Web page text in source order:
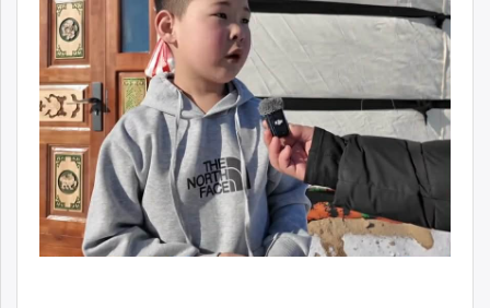
ikon.mn
mnb.mn
Livetv.mn
Eguur.mn
24tsag.mn
shuud.mn
eagle.mn
ergelt.mn
zarig.mn
today.mn